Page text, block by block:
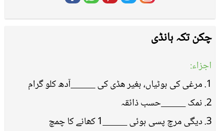
چکن تکہ ہانڈی
اجزاء:
1. مرغی کی بوٹیاں، بغیر ھڈی کی _____آدھ کلو گرام
2. نمک _____حسب ذائقہ
3. دیگی مرچ پسی ہوئی _____1 کھانے کا چمچ